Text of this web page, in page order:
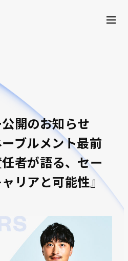
開のお知らせ
ーブルメント最前
者が語る、セー
リアと可能性』